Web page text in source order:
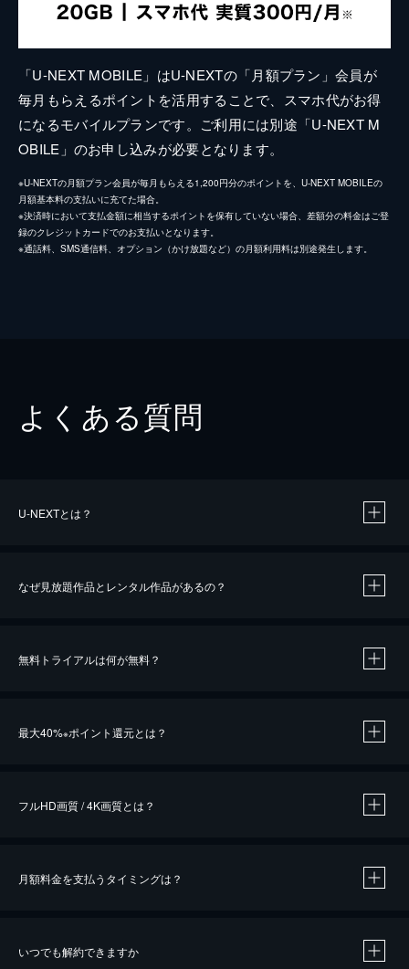
「U-NEXT MOBILE」はU-NEXTの「月額プラン」会員が
毎月もらえるポイントを活用することで、スマホ代がお得
になるモバイルプランです。ご利用には別途「U-NEXT M
OBILE」のお申し込みが必要となります。
※U-NEXTの月額プラン会員が毎月もらえる1,200円分のポイントを、U-NEXT MOBILEの
月額基本料の支払いに充てた場合。
※決済時において支払金額に相当するポイントを保有していない場合、差額分の料金はご登
録のクレジットカードでのお支払いとなります。
※通話料、SMS通信料、オプション（かけ放題など）の月額利用料は別途発生します。
よくある質問
U-NEXTとは？
なぜ見放題作品とレンタル作品があるの？
無料トライアルは何が無料？
最大40%※ポイント還元とは？
※40％ポイント還元の対象は、クレジットカード決済による作品の購入 / レンタルです。
フルHD画質 / 4K画質とは？
月額料金を支払うタイミングは？
いつでも解約できますか